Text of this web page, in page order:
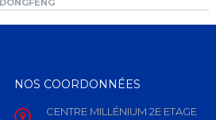
DONGFENG
NOS COORDONNÉES
CENTRE MILLÉNIUM 2E ETAGE